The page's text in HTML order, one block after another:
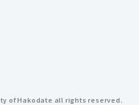
of Hakodate all rights reserved.